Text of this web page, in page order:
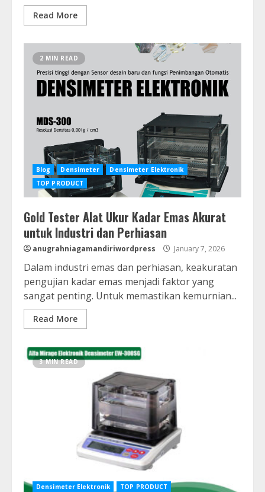
Read More
2 MIN READ
Blog Densimeter
Densimeter Elektronik
TOP PRODUCT
Gold Tester Alat Ukur Kadar Emas Akurat
untuk Industri dan Perhiasan
anugrahniagamandiriwordpress January 7, 2026
Dalam industri emas dan perhiasan, keakuratan
pengujian kadar emas menjadi faktor yang
sangat penting. Untuk memastikan kemurnian...
Read More
3 MIN READ
Densimeter Elektronik TOP PRODUCT